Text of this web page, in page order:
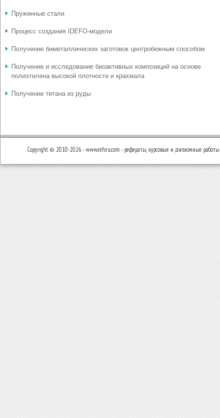
Пружинные стали
Процесс создания IDEFO-модели
Получение биметаллических заготовок центробежным способом
Получение и исследование биоактивных композиций на основе
полиэтилена высокой плотности и крахмала
Получение титана из руды
Copyright © 2010-2026 - www.refsru.com - рефераты, курсовые и дипломные работы